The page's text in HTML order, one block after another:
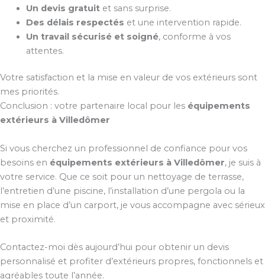
Un devis gratuitet sans surprise.
Des délais respectés et une intervention rapide.
Un travail sécurisé et soigné, conforme à vos
attentes.
Votre satisfaction et la mise en valeur de vos extérieurs sont
mes priorités.
Conclusion : votre partenaire local pour les équipements
extérieurs à Villedômer
Si vous cherchez un professionnel de confiance pour vos
besoins en équipements extérieurs à Villedômer, je suis à
votre service. Que ce soit pour un nettoyage de terrasse,
l’entretien d’une piscine, l’installation d’une pergola ou la
mise en place d’un carport, je vous accompagne avec sérieux
et proximité.
Contactez-moi dès aujourd’hui pour obtenir un devis
personnalisé et profiter d’extérieurs propres, fonctionnels et
agréables toute l’année.